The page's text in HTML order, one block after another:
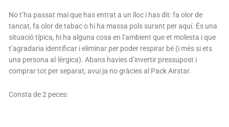
No t’ha passat mai que has entrat a un lloc i has dit: fa olor de
tancat, fa olor de tabac o hi ha massa pols surant per aquí. És una
situació típica, hi ha alguna cosa en l’ambient que et molesta i que
t’agradaria identificar i eliminar per poder respirar bé (i més si ets
una persona al·lèrgica). Abans havies d’invertir pressupost i
comprar tot per separat; avui ja no gràcies al Pack Airstar.
Consta de 2 peces: